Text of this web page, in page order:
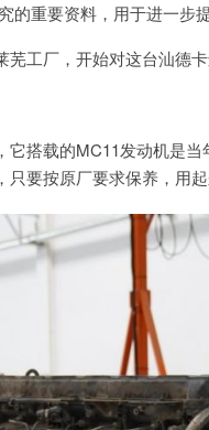
重要资料，用于进一步
工厂，开始对这台汕德卡
搭载的MC11发动机是
要按原厂要求保养，用起